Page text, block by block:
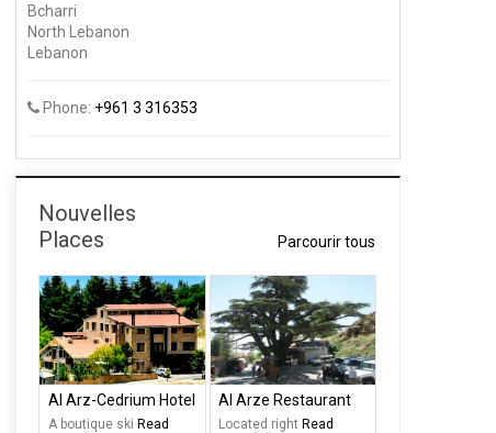
Bcharri
North Lebanon
Lebanon
Phone: +961 3 316353
Nouvelles
Places
Parcourir tous
Al Arz-Cedrium Hotel
A boutique ski Read
Al Arze Restaurant
Located rightRead